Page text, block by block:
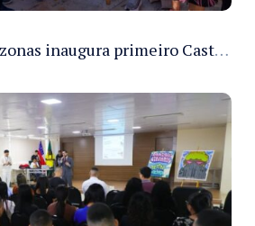
Governo do Amazonas inaugura primeiro Castramóvel Fluvial para atendimento veterinário às comunidades ribeirinhas e castração gratuita